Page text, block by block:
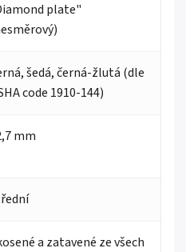
plate"
šedá, černá-žlutá (dle
code 1910-144)
mm
a zatavené ze všech